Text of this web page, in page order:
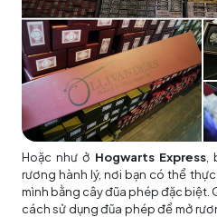
Hoặc như ở Hogwarts Express
rương hành lý, nơi bạn có thể
mình bằng cây đũa phép đặc biệt.
cách sử dụng đũa phép để mở